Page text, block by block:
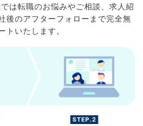
は転職のお悩みやご相談、求人紹
後のアフターフォローまで完全無
トいたします。
STEP.2